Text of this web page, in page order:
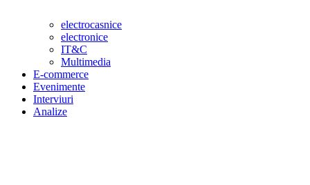
electrocasnice
electronice
IT&C
Multimedia
E-commerce
Evenimente
Interviuri
Analize